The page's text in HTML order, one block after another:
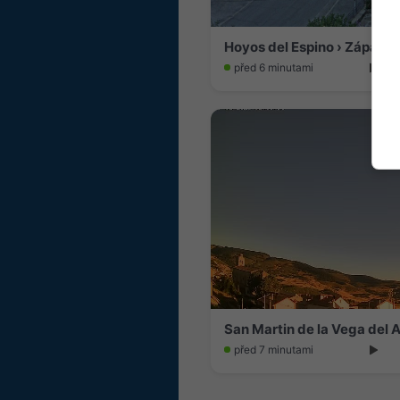
Hoyos del Espino › Západ:
před 6 minutami
San Martin de la Vega del
před 7 minutami